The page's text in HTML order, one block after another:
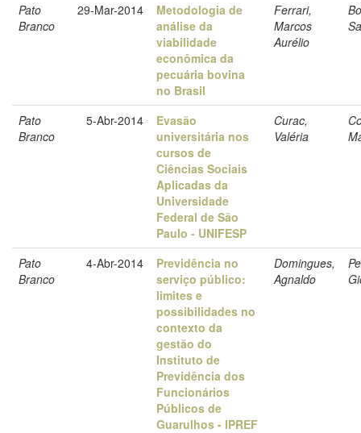
Pato
Branco
29-Mar-2014
Metodologia de
análise da
viabilidade
econômica da
pecuária bovina
no Brasil
Ferrari,
Marcos
Aurélio
Pato
Branco
5-Abr-2014
Evasão
universitária nos
cursos de
Ciências Sociais
Aplicadas da
Universidade
Federal de São
Paulo - UNIFESP
Curac,
Valéria
Pato
Branco
4-Abr-2014
Previdência no
serviço público:
limites e
possibilidades no
contexto da
gestão do
Instituto de
Previdência dos
Funcionários
Públicos de
Guarulhos - IPREF
Domingues,
Agnaldo